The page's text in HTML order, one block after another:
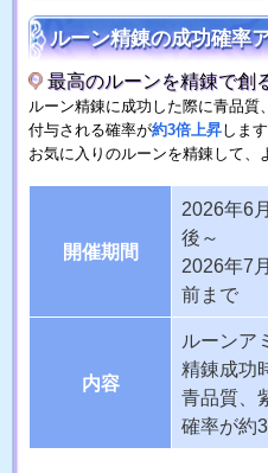
ルーン精錬の成功確率
最高のルーンを精錬で創
ルーン精錬に成功した際に青品質
付与される確率が約3倍上昇します
お気に入りのルーンを精錬して、
開催期間
2026年6
後～
2026年7
前まで
内容
ルーンア
精錬成功
青品質、
確率が約